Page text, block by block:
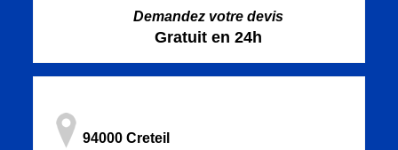
Demandez votre devis
Gratuit en 24h
94000 Creteil